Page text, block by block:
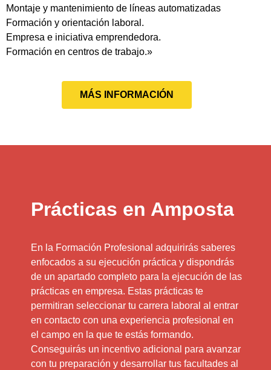
Montaje y mantenimiento de líneas automatizadas
Formación y orientación laboral.
Empresa e iniciativa emprendedora.
Formación en centros de trabajo.»
MÁS INFORMACIÓN
Prácticas en Amposta
En la Formación Profesional adquirirás saberes
enfocados a su ejecución práctica y dispondrás
de un apartado completo para la ejecución de las
prácticas en empresa. Estas prácticas te
permitiran seleccionar tu carrera laboral al entrar
en contacto con una experiencia profesional en
el campo en la que te estás formando.
Conseguirás un incentivo adicional para avanzar
con tu preparación y desarrollar tus facultades al